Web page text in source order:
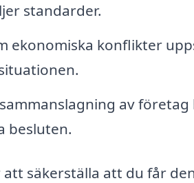
standarder.
ekonomiska konflikter
av
besluten.
säkerställa att du får